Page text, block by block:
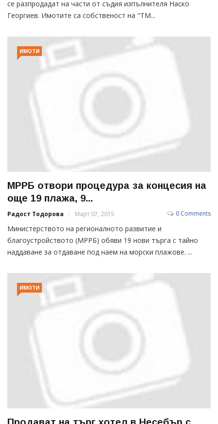
се разпродадат на части от съдия изпълнителя Наско
Георгиев. Имотите са собственост на "ТМ...
ИМОТИ
МРРБ отвори процедура за концесия на
още 19 плажа, 9...
Радост Тодорова Март 07, 2015 0 Comments
Министерството на регионалното развитие и
благоустройството (МРРБ) обяви 19 нови търга с тайно
наддаване за отдаване под наем на морски плажове. ...
ИМОТИ